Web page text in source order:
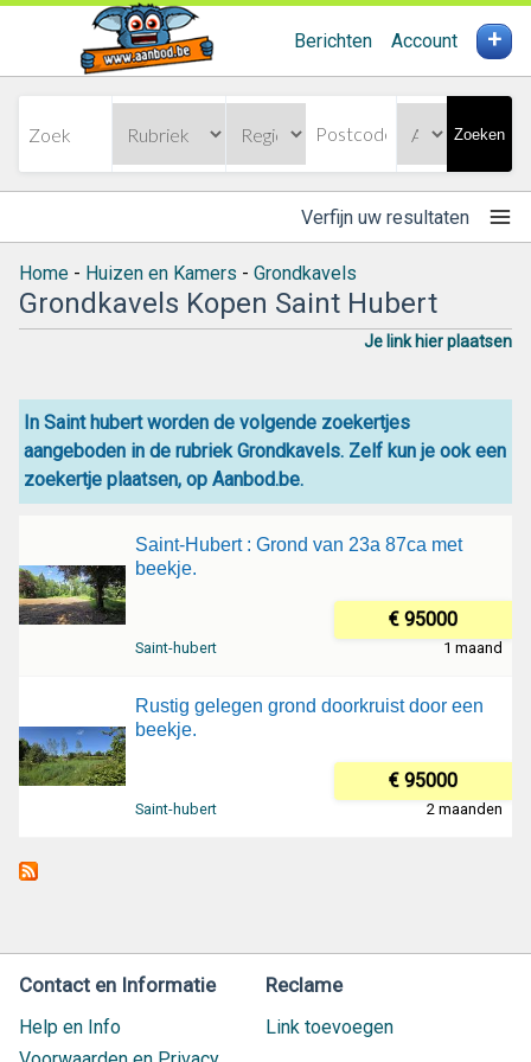
Berichten Account +
Zoeken
Verfijn uw resultaten
Home - Huizen en Kamers - Grondkavels
Grondkavels Kopen Saint Hubert
Je link hier plaatsen
In Saint hubert worden de volgende zoekertjes
aangeboden in de rubriek Grondkavels. Zelf kun je ook een
zoekertje plaatsen, op Aanbod.be.
Saint-Hubert : Grond van 23a 87ca met
beekje.
€ 95000
Saint-hubert 1 maand
Rustig gelegen grond doorkruist door een
beekje.
€ 95000
Saint-hubert 2 maanden
Contact en Informatie
Help en Info
Reclame
Link toevoegen